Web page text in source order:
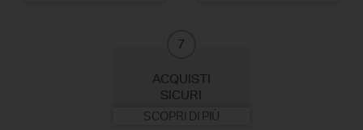
7
ACQUISTI
SICURI
SCOPRI DI PIÙ